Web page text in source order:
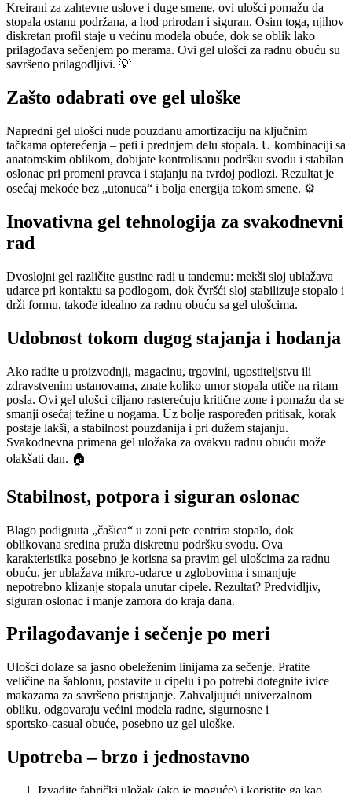
Kreirani za zahtevne uslove i duge smene, ovi ulošci pomažu da
stopala ostanu podržana, a hod prirodan i siguran. Osim toga, njihov
diskretan profil staje u većinu modela obuće, dok se oblik lako
prilagođava sečenjem po merama. Ovi gel ulošci za radnu obuću su
savršeno prilagodljivi. 💡
Zašto odabrati ove gel uloške
Napredni gel ulošci nude pouzdanu amortizaciju na ključnim
tačkama opterećenja – peti i prednjem delu stopala. U kombinaciji sa
anatomskim oblikom, dobijate kontrolisanu podršku svodu i stabilan
oslonac pri promeni pravca i stajanju na tvrdoj podlozi. Rezultat je
osećaj mekoće bez „utonuca“ i bolja energija tokom smene. ⚙️
Inovativna gel tehnologija za svakodnevni
rad
Dvoslojni gel različite gustine radi u tandemu: mekši sloj ublažava
udarce pri kontaktu sa podlogom, dok čvršći sloj stabilizuje stopalo i
drži formu, takođe idealno za radnu obuću sa gel ulošcima.
Udobnost tokom dugog stajanja i hodanja
Ako radite u proizvodnji, magacinu, trgovini, ugostiteljstvu ili
zdravstvenim ustanovama, znate koliko umor stopala utiče na ritam
posla. Ovi gel ulošci ciljano rasterećuju kritične zone i pomažu da se
smanji osećaj težine u nogama. Uz bolje raspoređen pritisak, korak
postaje lakši, a stabilnost pouzdanija i pri dužem stajanju.
Svakodnevna primena gel uložaka za ovakvu radnu obuću može
olakšati dan. 🏠
Stabilnost, potpora i siguran oslonac
Blago podignuta „čašica“ u zoni pete centrirа stopalo, dok
oblikovana sredina pruža diskretnu podršku svodu. Ova
karakteristika posebno je korisna sa pravim gel ulošcima za radnu
obuću, jer ublažava mikro-udarce u zglobovima i smanjuje
nepotrebno klizanje stopala unutar cipele. Rezultat? Predvidljiv,
siguran oslonac i manje zamora do kraja dana.
Prilagođavanje i sečenje po meri
Ulošci dolaze sa jasno obeleženim linijama za sečenje. Pratite
veličine na šablonu, postavite u cipelu i po potrebi dotegnite ivice
makazama za savršeno pristajanje. Zahvaljujući univerzalnom
obliku, odgovaraju većini modela radne, sigurnosne i
sportsko‑casual obuće, posebno uz gel uloške.
Upotreba – brzo i jednostavno